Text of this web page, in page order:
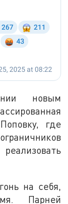
новым
где
на себя,
Парней